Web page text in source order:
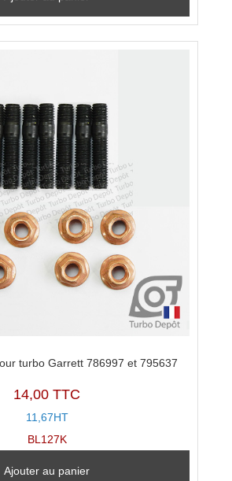
turbo Garrett 786997 et 795637
14,00 TTC
11,67HT
BL127K
Ajouter au panier